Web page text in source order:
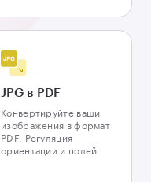
JPG в PDF
Конвертируйте ваши
изображения в формат
PDF. Регуляция
ориентации и полей.